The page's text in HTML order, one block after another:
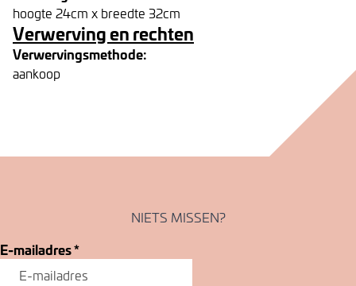
hoogte 24cm x breedte 32cm
Verwerving en rechten
Verwervingsmethode:
aankoop
NIETS MISSEN?
E-mailadres*